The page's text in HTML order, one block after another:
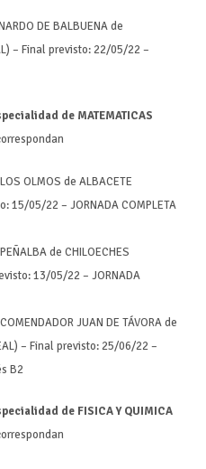
DE BALBUENA de
– Final previsto: 22/05/22 –
de MATEMATICAS
OLMOS de ALBACETE
15/05/22 – JORNADA COMPLETA
de CHILOECHES
13/05/22 – JORNADA
JUAN DE TÁVORA de
– Final previsto: 25/06/22 –
B2
de FISICA Y QUIMICA